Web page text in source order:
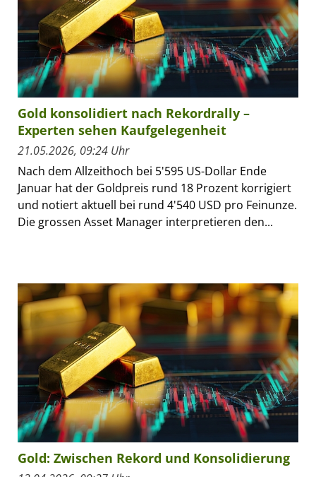
Gold konsolidiert nach Rekordrally –
Experten sehen Kaufgelegenheit
21.05.2026, 09:24 Uhr
Nach dem Allzeithoch bei 5'595 US-Dollar Ende
Januar hat der Goldpreis rund 18 Prozent korrigiert
und notiert aktuell bei rund 4'540 USD pro Feinunze.
Die grossen Asset Manager interpretieren den...
Gold: Zwischen Rekord und Konsolidierung